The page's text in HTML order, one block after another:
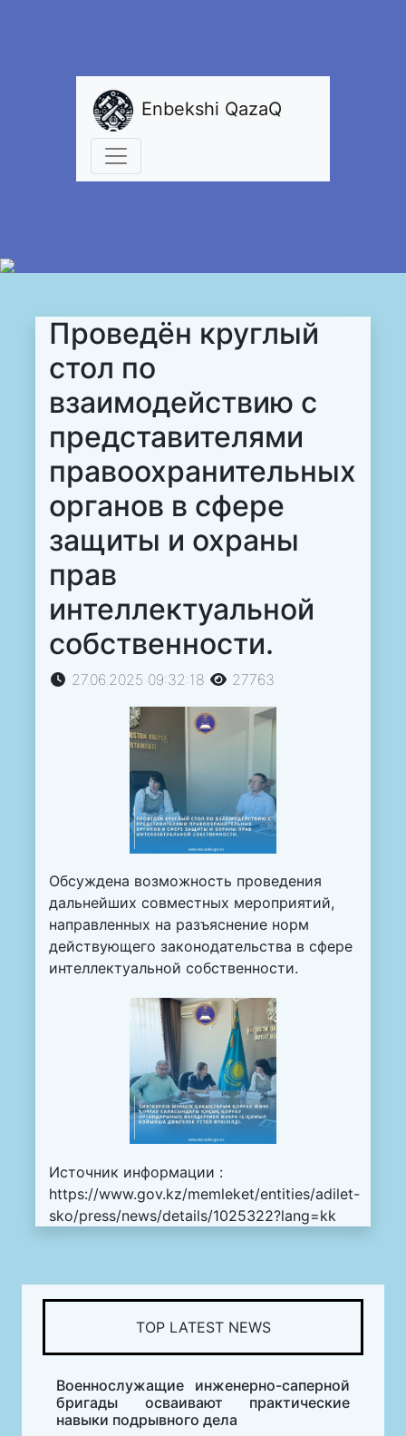
Enbekshi QazaQ
Проведён круглый
стол по
взаимодействию с
представителями
правоохранительных
органов в сфере
защиты и охраны
прав
интеллектуальной
собственности.
27.06.2025 09:32:18 27763
Обсуждена возможность проведения
дальнейших совместных мероприятий,
направленных на разъяснение норм
действующего законодательства в сфере
интеллектуальной собственности.
Источник информации :
https://www.gov.kz/memleket/entities/adilet-
sko/press/news/details/1025322?lang=kk
TOP LATEST NEWS
Военнослужащие инженерно-саперной
бригады осваивают практические
навыки подрывного дела